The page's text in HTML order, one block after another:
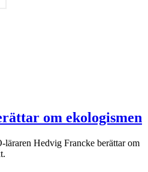
om ekologismen
läraren Hedvig Francke berättar om